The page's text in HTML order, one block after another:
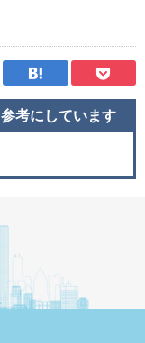
参考にしています